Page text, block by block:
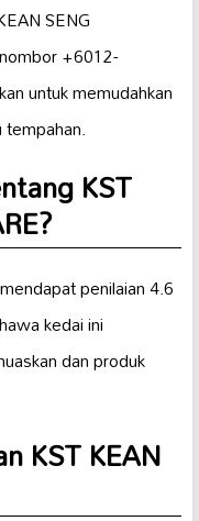
SENG
+6012-
untuk memudahkan
KST
penilaian 4.6
kedai ini
dan produk
KST KEAN